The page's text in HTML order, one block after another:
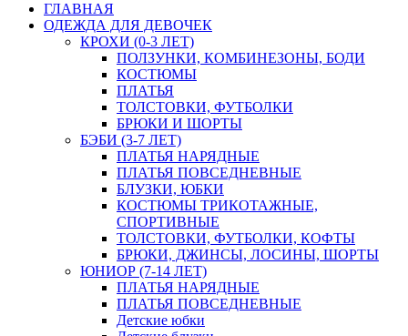
ГЛАВНАЯ
ОДЕЖДА ДЛЯ ДЕВОЧЕК
КРОХИ (0-3 ЛЕТ)
ПОЛЗУНКИ, КОМБИНЕЗОНЫ, БОДИ
КОСТЮМЫ
ПЛАТЬЯ
ТОЛСТОВКИ, ФУТБОЛКИ
БРЮКИ И ШОРТЫ
БЭБИ (3-7 ЛЕТ)
ПЛАТЬЯ НАРЯДНЫЕ
ПЛАТЬЯ ПОВСЕДНЕВНЫЕ
БЛУЗКИ, ЮБКИ
КОСТЮМЫ ТРИКОТАЖНЫЕ,
СПОРТИВНЫЕ
ТОЛСТОВКИ, ФУТБОЛКИ, КОФТЫ
БРЮКИ, ДЖИНСЫ, ЛОСИНЫ, ШОРТЫ
ЮНИОР (7-14 ЛЕТ)
ПЛАТЬЯ НАРЯДНЫЕ
ПЛАТЬЯ ПОВСЕДНЕВНЫЕ
Детские юбки